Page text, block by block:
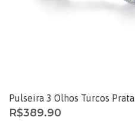
Pulseira 3 Olhos Turcos Prata
R$389.90